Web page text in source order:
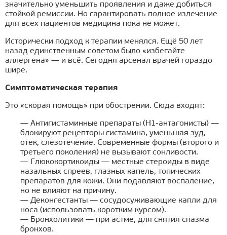
значительно уменьшить проявления и даже добиться
стойкой ремиссии. Но гарантировать полное излечение
для всех пациентов медицина пока не может.
Исторически подход к терапии менялся. Ещё 50 лет
назад единственным советом было «избегайте
аллергена» — и всё. Сегодня арсенал врачей гораздо
шире.
Симптоматическая терапия
Это «скорая помощь» при обострении. Сюда входят:
— Антигистаминные препараты (Н1-антагонисты) —
блокируют рецепторы гистамина, уменьшая зуд,
отек, слезотечение. Современные формы (второго и
третьего поколения) не вызывают сонливости.
— Глюкокортикоиды — местные стероиды в виде
назальных спреев, глазных капель, топических
препаратов для кожи. Они подавляют воспаление,
но не влияют на причину.
— Деконгестанты — сосудосуживающие капли для
носа (использовать коротким курсом).
— Бронхолитики — при астме, для снятия спазма
бронхов.